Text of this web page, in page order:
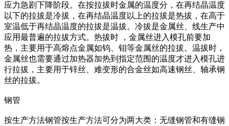
应力急剧下降阶段。在按拉拔时金属的温度分，在再结晶温度
以下的拉拔是冷拔，在再结晶温度以上的拉拔是热拔，在高于
室温低于再结晶温度的拉拔是温拔。冷拔是金属丝、线生产中
应用最普遍的拉拔方式。热拔时 ，金属丝进入模孔前要加
热，主要用于高熔点金属如钨、钼等金属丝的拉拔。温拔时，
金属丝也需要通过加热器加热到指定范围的温度才进入模孔进
行拉拔，主要用于锌丝、难变形的合金丝如高速钢丝、轴承钢
丝的拉拔。
钢管
按生产方法钢管按生产方法可分为两大类：无缝钢管和有缝钢